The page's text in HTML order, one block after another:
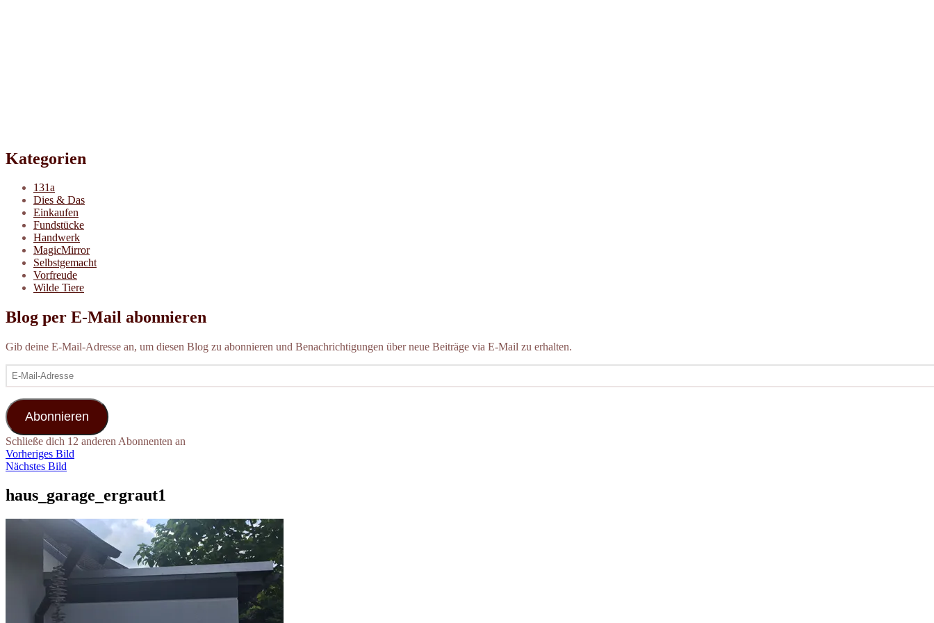
Kategorien
131a
Dies & Das
Einkaufen
Fundstücke
Handwerk
MagicMirror
Selbstgemacht
Vorfreude
Wilde Tiere
Blog per E-Mail abonnieren
Gib deine E-Mail-Adresse an, um diesen Blog zu abonnieren und Benachrichtigungen über neue Beiträge via E-Mail zu erhalten.
E-
Mail-
Abonnieren
Schließe dich 12 anderen Abonnenten an
Vorheriges Bild
Nächstes Bild
haus_garage_ergraut1